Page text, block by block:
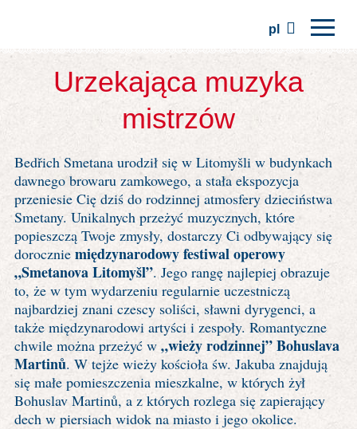
pl
Tradycje
Wycieczki
Stowarzyszenie
Miejsca
Urzekająca muzyka
mistrzów
Bedřich Smetana urodził się w Litomyšli w budynkach
dawnego browaru zamkowego, a stała ekspozycja
przeniesie Cię dziś do rodzinnej atmosfery dzieciństwa
Smetany. Unikalnych przeżyć muzycznych, które
popieszczą Twoje zmysły, dostarczy Ci odbywający się
dorocznie międzynarodowy festiwal operowy
„Smetanova Litomyšl”. Jego rangę najlepiej obrazuje
to, że w tym wydarzeniu regularnie uczestniczą
najbardziej znani czescy soliści, sławni dyrygenci, a
także międzynarodowi artyści i zespoły. Romantyczne
chwile można przeżyć w „wieży rodzinnej” Bohuslava
Martinů. W tejże wieży kościoła św. Jakuba znajdują
się małe pomieszczenia mieszkalne, w których żył
Bohuslav Martinů, a z których rozlega się zapierający
dech w piersiach widok na miasto i jego okolice.